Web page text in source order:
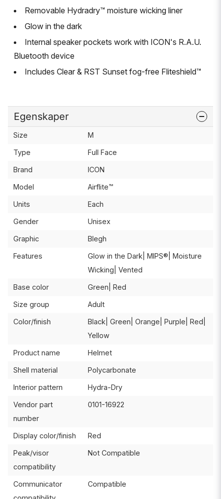
Removable Hydradry™ moisture wicking liner
Glow in the dark
Internal speaker pockets work with ICON's R.A.U.
Bluetooth device
Includes Clear & RST Sunset fog-free Fliteshield™
Egenskaper
Size M
Type Full Face
Brand ICON
Model Airflite™
Units Each
Gender Unisex
Graphic Blegh
Features
Glow in the Dark| MIPS®| Moisture
Wicking| Vented
Base color Green| Red
Size group Adult
Color/finish
Black| Green| Orange| Purple| Red|
Yellow
Product name Helmet
Shell material Polycarbonate
Interior pattern Hydra-Dry
Vendor part
number
0101-16922
Display color/finish Red
Peak/visor
compatibility
Not Compatible
Communicator
Compatible